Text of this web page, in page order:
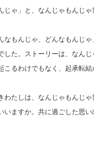
じゃ」と、なんじゃもんじゃ
なもんじゃ、どんなもんじ
した。ストーリーは、なん
こるわけでもなく、起承転
わたしは、なんじゃもんじ
いますか。共に過ごした思